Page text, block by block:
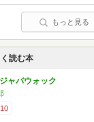
もっと見る
読む本
ャバウォック